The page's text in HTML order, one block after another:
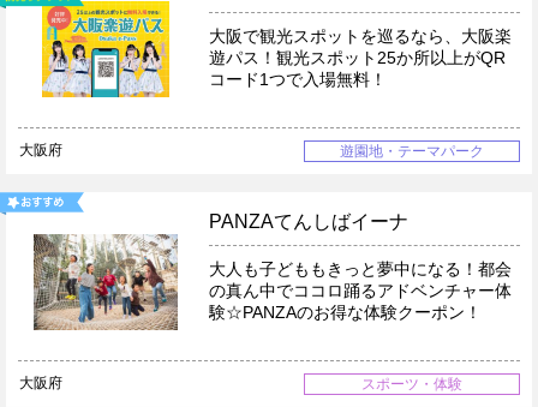
大阪で観光スポットを巡るなら、大阪楽
遊パス！観光スポット25か所以上がQR
コード1つで入場無料！
大阪府 遊園地・テーマパーク
PANZAてんしばイーナ
大人も子どももきっと夢中になる！都会
の真ん中でココロ踊るアドベンチャー体
験☆PANZAのお得な体験クーポン！
大阪府 スポーツ・体験